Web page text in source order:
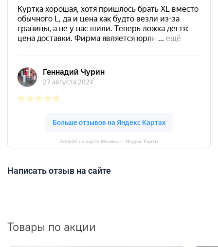
ArmedF на карте Москвы — Яндекс Карты
Написать отзыв на сайте
Товары по акции